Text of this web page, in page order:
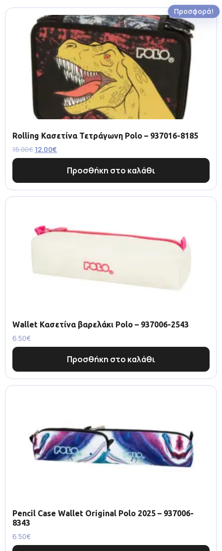
Προσφορά!
Rolling Κασετίνα Τετράγωνη Polo – 937016-8185
15.00€ 12.00€
Προσθήκη στο καλάθι
Wallet Κασετίνα βαρελάκι Polo – 937006-2543
6.50€
Προσθήκη στο καλάθι
Pencil Case Wallet Original Polo 2025 – 937006-
8343
6.50€